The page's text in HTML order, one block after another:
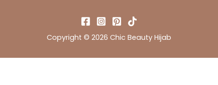
Copyright © 2026 Chic Beauty Hijab